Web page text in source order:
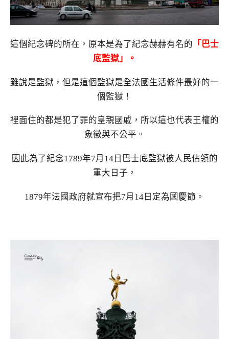
這個紀念碑的所在，原本是為了紀念赫赫有名的 「巴士
底監獄」。
雖說是監獄，但是這個監獄是全法國生活條件最好的一
個監獄！
裡面住的都是犯了罪的皇親國戚，所以這也代表王權的
象徵與不公平。
因此為了紀念1789年7月14日巴士底監獄被人民佔領的
重大日子，
1879年法國政府就宣布把7月14日定為國慶節。